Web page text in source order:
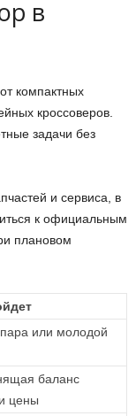
в
компактных
кроссоверов.
задачи без
и сервиса, в
к официальным
плановом
или молодой
баланс
цены